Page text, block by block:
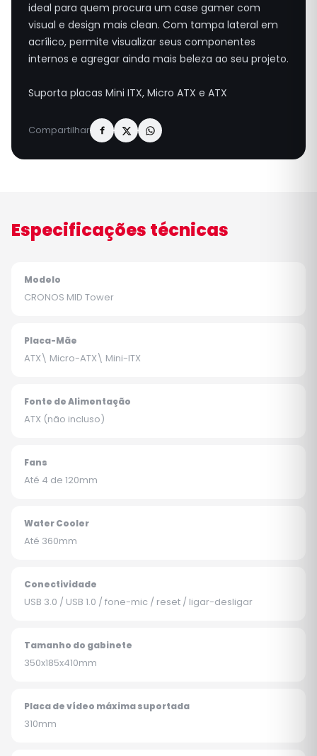
ideal para quem procura um case gamer com
visual e design mais clean. Com tampa lateral em
acrílico, permite visualizar seus componentes
internos e agregar ainda mais beleza ao seu projeto.
Suporta placas Mini ITX, Micro ATX e ATX
Compartilhar
Especificações técnicas
Modelo
CRONOS MID Tower
Placa-Mãe
ATX\ Micro-ATX\ Mini-ITX
Fonte de Alimentação
ATX (não incluso)
Fans
Até 4 de 120mm
Water Cooler
Até 360mm
Conectividade
USB 3.0 / USB 1.0 / fone-mic / reset / ligar-desligar
Tamanho do gabinete
350x185x410mm
Placa de vídeo máxima suportada
310mm